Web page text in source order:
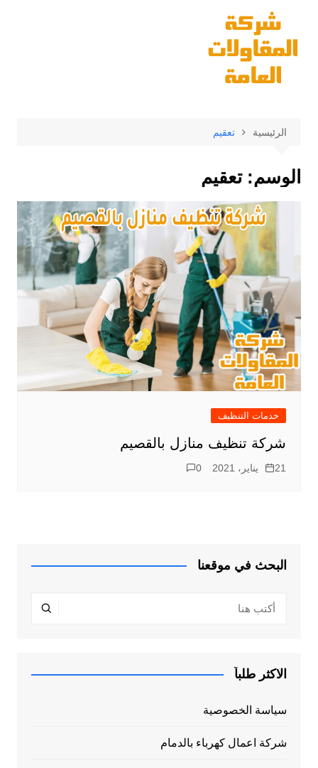
المحتوى
الرئيسية تعقيم
الوسم:تعقيم
خدمات التنظيف
شركة تنظيف منازل بالقصيم
21 يناير، 2021 0
البحث في موقعنا
الاكثر طلباً
سياسة الخصوصية
شركة اعمال كهرباء بالدمام